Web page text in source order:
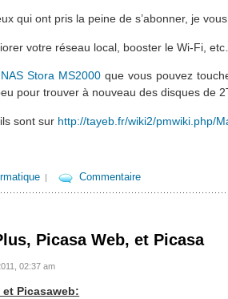
qui ont pris la peine de s’abonner, je
votre réseau local, booster le Wi-Fi,
NAS Stora MS2000que vous pouvez
pour trouver à nouveau des disques de
sont sur http://tayeb.fr/wiki2/pmwiki.php/
Commentaire
Picasa Web, et Picasa
02:37 am
Picasaweb: